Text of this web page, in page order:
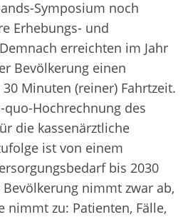
Symposium noch
Erhebungs- und
erreichten im Jahr
Bevölkerung einen
Minuten (reiner) Fahrtzeit.
quo-Hochrechnung des
die kassenärztliche
ist von einem
bis 2030
Bevölkerung nimmt zwar ab,
nimmt zu: Patienten, Fälle,